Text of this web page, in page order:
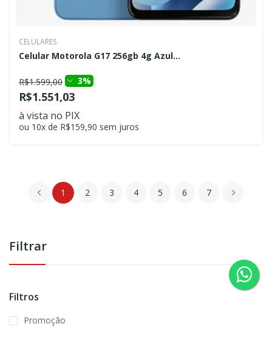
CELULARES
Celular Motorola G17 256gb 4g Azul...
R$1.599,00 3%
R$1.551,03
à vista no PIX
ou 10x de R$159,90 sem juros
1 2 3 4 5 6 7
Filtrar
Filtros
Promoção